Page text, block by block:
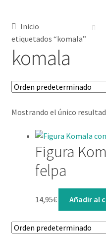
Secciones
Ofertas
Novedades
Lista de deseos
Mi cuenta
Contacto
Inicio
etiquetados “komala”
komala
Mostrando el único
Figura
felpa
14,95€ Añadir al